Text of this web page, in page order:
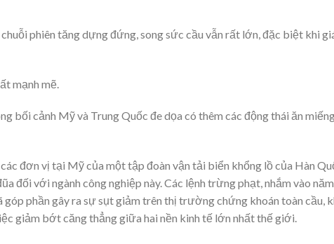
phiên tăng dựng đứng, song sức cầu vẫn rất lớn, đặc biệt khi
mạnh mẽ.
bối cảnh Mỹ và Trung Quốc đe dọa có thêm các động thái ăn
đơn vị tại Mỹ của một tập đoàn vận tải biển khổng lồ của Hàn
đối với ngành công nghiệp này. Các lệnh trừng phạt, nhắm vào năm
góp phần gây ra sự sụt giảm trên thị trường chứng khoán toàn cầu,
giảm bớt căng thẳng giữa hai nền kinh tế lớn nhất thế giới.